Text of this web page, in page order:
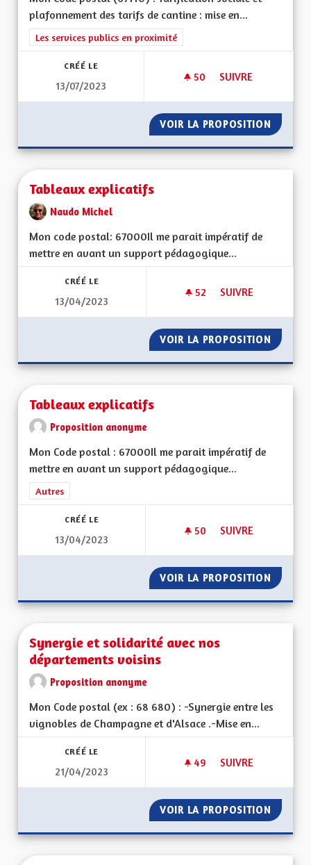
plafonnement des tarifs de cantine : mise en...
Filtrer les résultats de la catégorie : Les services publics en
Les services publics en proximité
CRÉÉ LE
13/07/2023
50 50 ABONNÉS
SUIVRE
VOIR LA PROPOSITION
Tableaux explicatifs
Naudo Michel
Mon code postal: 67000 Il me parait impératif de
mettre en avant un support pédagogique...
CRÉÉ LE
13/04/2023
52 52 ABONNÉS
SUIVRE
VOIR LA PROPOSITION
Tableaux explicatifs
Proposition anonyme
Mon Code postal : 67000Il me parait impératif de
mettre en avant un support pédagogique...
Filtrer les résultats de la catégorie : Autres
Autres
CRÉÉ LE
13/04/2023
50 50 ABONNÉS
SUIVRE
VOIR LA PROPOSITION
Synergie et solidarité avec nos
départements voisins
Proposition anonyme
Mon Code postal (ex : 68 680) : -Synergie entre les
vignobles de Champagne et d'Alsace .-Mise en...
CRÉÉ LE
21/04/2023
49 49 ABONNÉS
SUIVRE
VOIR LA PROPOSITION